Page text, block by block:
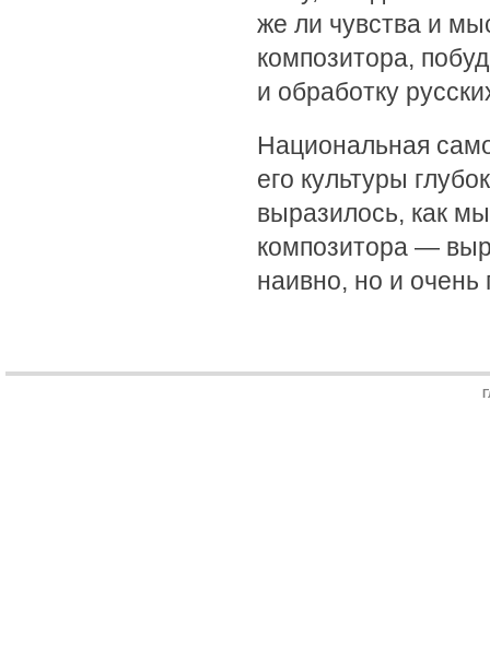
же ли чувства и
композитора,
и обработку
Национальная
его культуры
выразилось, как
композитора —
наивно, но и очень